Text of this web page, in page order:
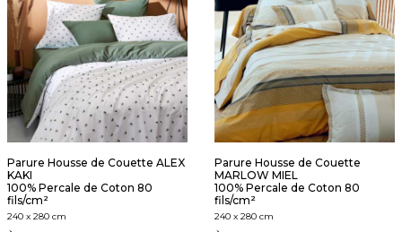
Parure Housse de Couette ALEX
KAKI
100% Percale de Coton 80
fils/cm²
240 x 280 cm
Parure Housse de Couette
MARLOW MIEL
100% Percale de Coton 80
fils/cm²
240 x 280 cm